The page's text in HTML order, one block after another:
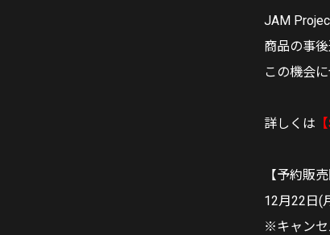
JAM
商品の事
この機会
詳しくは
【予約販売
12月22日(
※キャンセ